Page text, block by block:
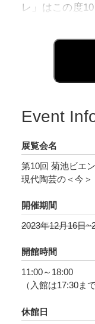
レ」はこの度
し、これまで
とその可能性
第10回の節目
募をいただき
選作品53点を
制作者それぞれ
作品群を通し
ください。
Event
展覧会名
第10回 菊池ビエ
現代陶芸の＜今＞
開催期間
2023年12月16日
開館時間
11:00～18:00
（入館は17:30まで
休館日